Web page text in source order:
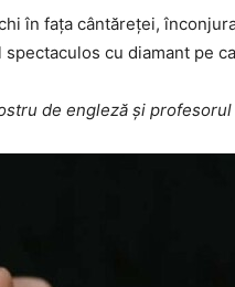
în fața cântăreței,
cu diamant pe
de engleză și